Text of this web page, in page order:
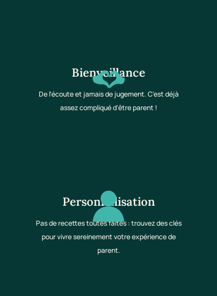
Bienveillance
De l'écoute et jamais de jugement. C'est déjà
assez compliqué d'être parent !
Personnalisation
Pas de recettes toutes faites : trouvez des clés
pour vivre sereinement votre expérience de
parent.